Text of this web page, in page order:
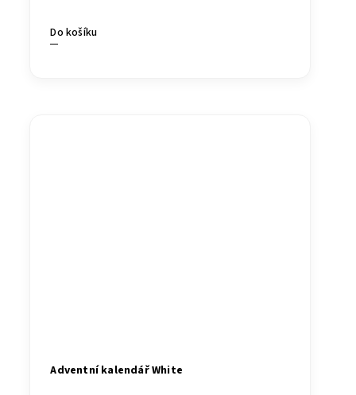
Do košíku
Adventní kalendář White